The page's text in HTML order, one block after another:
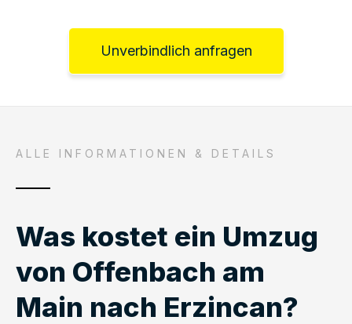
Unverbindlich anfragen
ALLE INFORMATIONEN & DETAILS
Was kostet ein Umzug
von Offenbach am
Main nach Erzincan?